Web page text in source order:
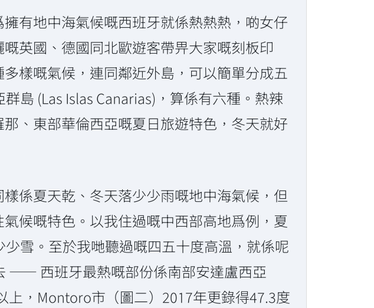
有地中海氣候嘅西班牙就係熱熱熱，啲女仔
英國、德國同北歐遊客帶畀大家嘅刻板印
樣嘅氣候，連同鄰近外島，可以簡單分成五
島 (Las Islas Canarias)，算係有六種。熱辣
、東部華倫西亞嘅夏日旅遊特色，冬天就好
係夏天乾、冬天落少少雨嘅地中海氣候，但
候嘅特色。以我住過嘅中西部高地爲例，夏
雪。至於我哋聽過嘅四五十度高溫，就係呢
—— 西班牙最熱嘅部份係南部安達盧西亞
，Montoro市（圖二）2017年更錄得47.3度